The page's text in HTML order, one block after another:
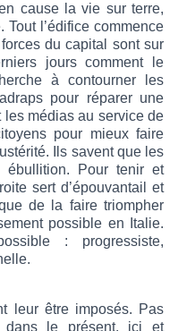
cause la vie sur terre,
l’édifice commence
du capital sont sur
jours comment le
à contourner les
pour réparer une
les médias au service de
pour mieux faire
Ils savent que les
Pour tenir et
sert d’épouvantail et
de la faire triompher
possible en Italie.
: progressiste,
leur être imposés. Pas
dans le présent, ici et